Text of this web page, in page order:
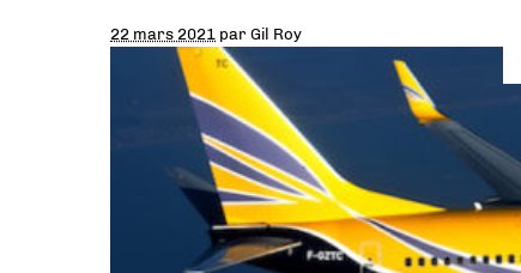
22 mars 2021 parGil Roy